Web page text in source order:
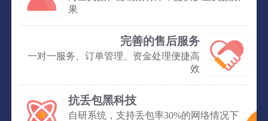
果
完善的售后服务
一对一服务、订单管理、资金处理便捷高
效
抗丢包黑科技
自研系统，支持丢包率30%的网络情况下